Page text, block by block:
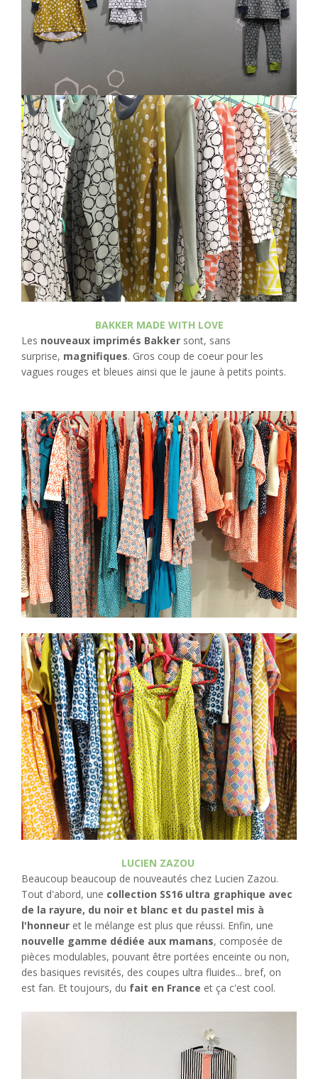
BAKKER MADE WITH LOVE
Les nouveaux imprimés Bakker sont, sans
surprise, magnifiques. Gros coup de coeur pour les
vagues rouges et bleues ainsi que le jaune à petits points.
LUCIEN ZAZOU
Beaucoup beaucoup de nouveautés chez Lucien Zazou.
Tout d'abord, une collection SS16 ultra graphique avec
de la rayure, du noir et blanc et du pastel mis à
l'honneur et le mélange est plus que réussi. Enfin, une
nouvelle gamme dédiée aux mamans, composée de
pièces modulables, pouvant être portées enceinte ou non,
des basiques revisités, des coupes ultra fluides... bref, on
est fan. Et toujours, du fait en France et ça c'est cool.